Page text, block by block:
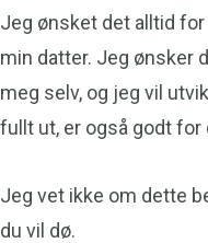
Jeg ønsket det alltid
min datter. Jeg ønsker
meg selv, og jeg vil
fullt ut, er også godt for
Jeg vet ikke om dette
du vil dø.